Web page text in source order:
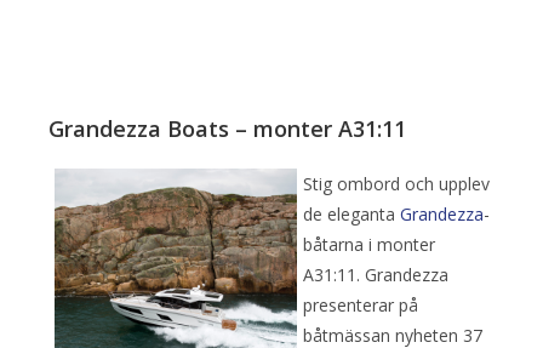
Grandezza Boats – monter A31:11
Stig ombord och upplev
de eleganta Grandezza-
båtarna i monter
A31:11. Grandezza
presenterar på
båtmässan nyheten 37